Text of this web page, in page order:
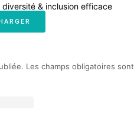
& inclusion efficace
Les champs obligatoires sont